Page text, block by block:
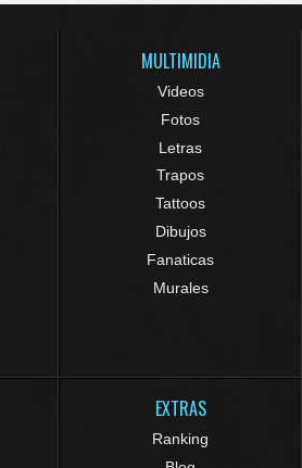
MULTIMIDIA
Videos
Fotos
Letras
Trapos
Tattoos
Dibujos
Fanaticas
Murales
EXTRAS
Ranking